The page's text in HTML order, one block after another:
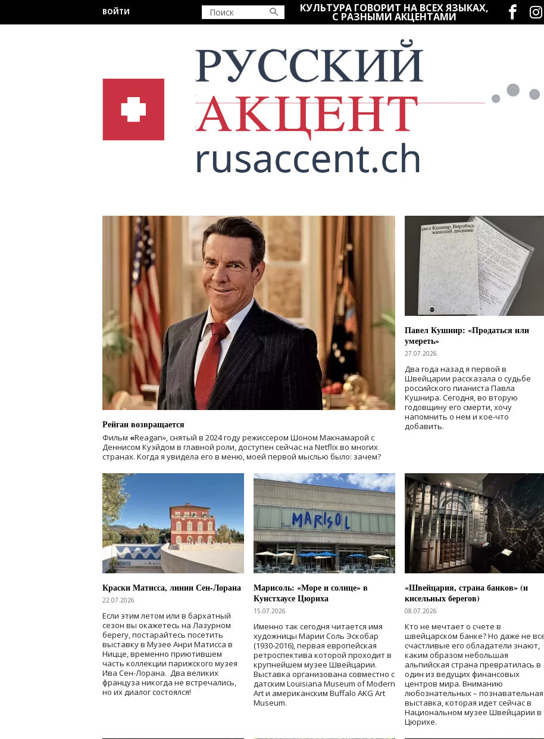
ВОЙТИ КУЛЬТУРА ГОВОРИТ НА ВСЕХ ЯЗЫКАХ,
С РАЗНЫМИ АКЦЕНТАМИ
Рейган возвращается
Фильм «Reagan», снятый в 2024 годурежиссером Шоном Макнамарой с
Деннисом Куэйдом в главной роли, доступен сейчас на Netflix во многих
странах. Когда я увидела его в меню, моей первой мыслью было: зачем?
Павел Кушнир: «Продаться или
умереть»
27.07.2026
Два года назад я первой в
Швейцарии рассказала о судьбе
российского пианиста Павла
Кушнира. Сегодня, во вторую
годовщину его смерти, хочу
напомнить о нем и кое-что
добавить.
Краски Матисса, линии Сен-Лорана
22.07.2026
Если этим летом или в бархатный
сезон вы окажетесь на Лазурном
берегу, постарайтесь посетить
выставку в Музее Анри Матисса в
Ницце, временно приютившем
часть коллекции парижского музея
Ива Сен-Лорана. Два великих
француза никогда не встречались,
но их диалог состоялся!
Марисоль: «Море и солнце» в
Кунстхаусе Цюриха
15.07.2026
Именно так сегодня читается имя
художницы Марии Соль Эскобар
(1930-2016), первая европейская
ретроспектива которой проходит в
крупнейшем музее Швейцарии.
Выставка организована совместно с
датским Louisiana Museum of Modern
Art и американским Buffalo AKG Art
Museum.
«Швейцария, страна банков» (и
кисельных берегов)
08.07.2026
Кто не мечтает о счете в
швейцарском банке? Но даже не
счастливые его обладатели знают,
каким образом небольшая
альпийская страна превратилась в
один из ведущих финансовых
центров мира. Вниманию
любознательных – познавательная
выставка, которая идет сейчас в
Национальном музее Швейцарии в
Цюрихе.